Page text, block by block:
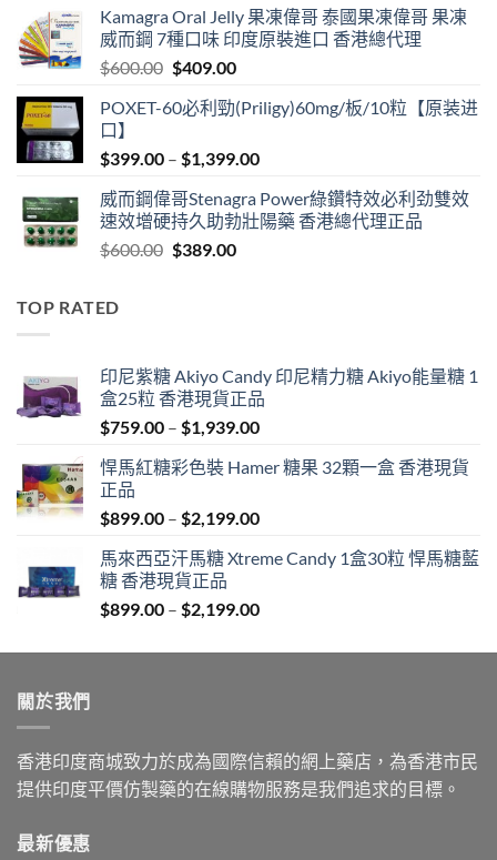
was:
$599.00.
is:
$399.00.
Kamagra Oral Jelly 果凍偉哥 泰國果凍偉哥 果凍
威而鋼 7種口味 印度原裝進口 香港總代理
$600.00 Original
was:
$409.00Current
is:
POXET-60必利勁(Priligy)60mg/板/10粒【原装进
口】
$399.00 – $1,399.00Price
$399.00
through
威而鋼偉哥Stenagra Power綠鑽特效必利劲雙效
速效增硬持久助勃壯陽藥 香港總代理正品
$600.00 Original
$389.00Current
TOP RATED
印尼紫糖 Akiyo Candy 印尼精力糖 Akiyo能量糖 1
盒25粒 香港現貨正品
$759.00 – $1,939.00Price
$759.00
$1,939.00
悍馬紅糖彩色裝 Hamer 糖果 32顆一盒 香港現貨
正品
$899.00 – $2,199.00Price
$899.00
$2,199.00
馬來西亞汗馬糖 Xtreme Candy 1盒30粒 悍馬糖藍
糖 香港現貨正品
$899.00 – $2,199.00Price
$899.00
關於我們
香港印度商城致力於成為國際信賴的網上藥店，為香港市民
提供印度平價仿製藥的在線購物服務是我們追求的目標。
最新優惠